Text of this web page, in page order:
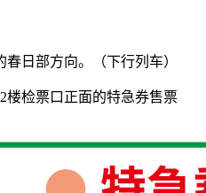
日部方向。（下行列车）
检票口正面的特急券售票